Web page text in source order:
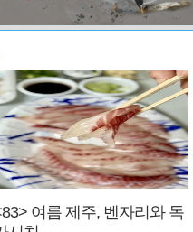
여름 제주, 벤자리와 독